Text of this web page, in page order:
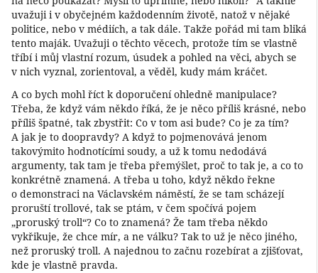
uvažuji i v obyčejném každodenním životě, natož v nějaké
politice, nebo v médiích, a tak dále. Takže pořád mi tam bliká
tento maják. Uvažuji o těchto věcech, protože tím se vlastně
tříbí i můj vlastní rozum, úsudek a pohled na věci, abych se
v nich vyznal, zorientoval, a věděl, kudy mám kráčet.
A co bych mohl říct k doporučení ohledně manipulace?
Třeba, že když vám někdo říká, že je něco příliš krásné, nebo
příliš špatné, tak zbystřit: Co v tom asi bude? Co je za tím?
A jak je to doopravdy? A když to pojmenovává jenom
takovýmito hodnotícími soudy, a už k tomu nedodává
argumenty, tak tam je třeba přemýšlet, proč to tak je, a co to
konkrétně znamená. A třeba u toho, když někdo řekne
o demonstraci na Václavském náměstí, že se tam scházejí
proruští trollové, tak se ptám, v čem spočívá pojem
„proruský troll“? Co to znamená? Že tam třeba někdo
vykřikuje, že chce mír, a ne válku? Tak to už je něco jiného,
než proruský troll. A najednou to začnu rozebírat a zjišťovat,
kde je vlastně pravda.